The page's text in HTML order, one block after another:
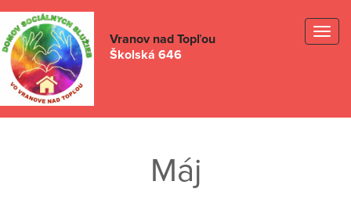
Vranov nad Topľou
Školská 646
Máj